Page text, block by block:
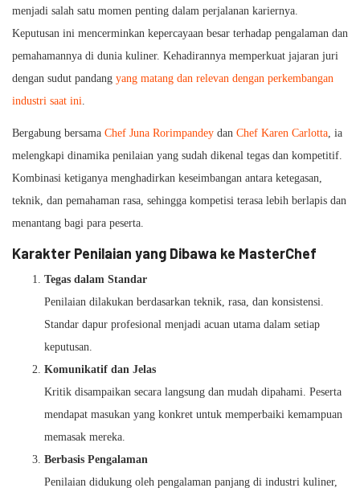
menjadi salah satu momen penting dalam perjalanan kariernya.
Keputusan ini mencerminkan kepercayaan besar terhadap pengalaman dan
pemahamannya di dunia kuliner. Kehadirannya memperkuat jajaran juri
dengan sudut pandang yang matang dan relevan dengan perkembangan
industri saat ini.
Bergabung bersama Chef Juna Rorimpandey dan Chef Karen Carlotta, ia
melengkapi dinamika penilaian yang sudah dikenal tegas dan kompetitif.
Kombinasi ketiganya menghadirkan keseimbangan antara ketegasan,
teknik, dan pemahaman rasa, sehingga kompetisi terasa lebih berlapis dan
menantang bagi para peserta.
Karakter Penilaian yang Dibawa ke MasterChef
Tegas dalam Standar
Penilaian dilakukan berdasarkan teknik, rasa, dan konsistensi.
Standar dapur profesional menjadi acuan utama dalam setiap
keputusan.
Komunikatif dan Jelas
Kritik disampaikan secara langsung dan mudah dipahami. Peserta
mendapat masukan yang konkret untuk memperbaiki kemampuan
memasak mereka.
Berbasis Pengalaman
Penilaian didukung oleh pengalaman panjang di industri kuliner,